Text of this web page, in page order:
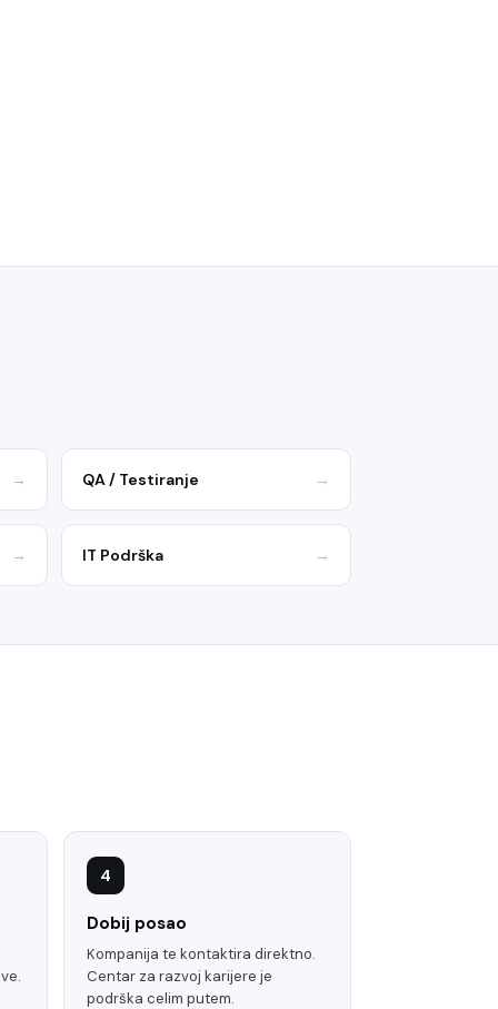
→ QA / Testiranje →
→ IT Podrška →
4
Dobij posao
Kompanija te kontaktira direktno.
Centar za razvoj karijere je
podrška celim putem.